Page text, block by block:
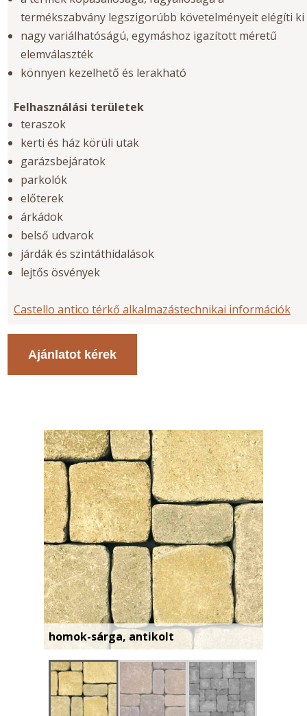
termékszabvány legszigorúbb követelményeit elégíti ki
nagy variálhatóságú, egymáshoz igazított méretű
elemválaszték
könnyen kezelhető és lerakható
Felhasználási területek
teraszok
kerti és ház körüli utak
garázsbejáratok
parkolók
előterek
árkádok
belső udvarok
járdák és szintáthidalások
lejtős ösvények
Castello antico térkő alkalmazástechnikai információk
Ajánlatot kérek
homok-sárga, antikolt